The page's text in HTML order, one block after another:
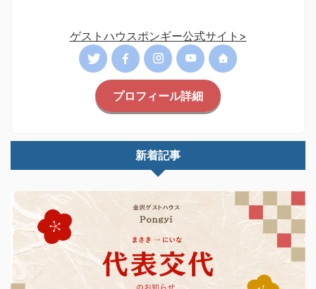
ゲストハウスポンギー公式サイト>
プロフィール詳細
新着記事